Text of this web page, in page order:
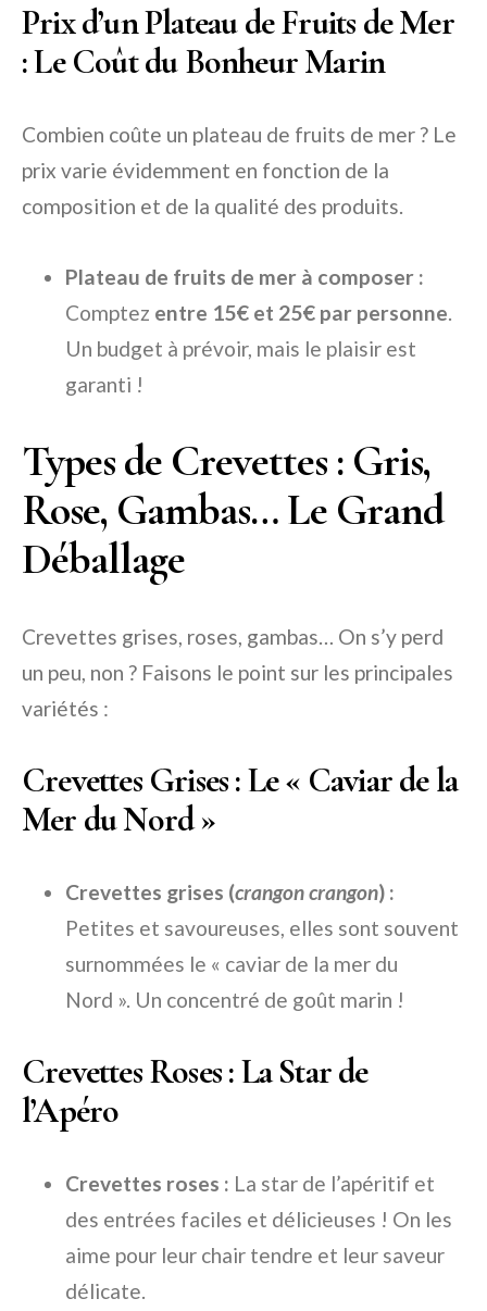
Prix d’un Plateau de Fruits de Mer
: Le Coût du Bonheur Marin
Combien coûte un plateau de fruits de mer ? Le
prix varie évidemment en fonction de la
composition et de la qualité des produits.
Plateau de fruits de mer à composer :
Comptez entre 15€ et 25€ par personne.
Un budget à prévoir, mais le plaisir est
garanti !
Types de Crevettes : Gris,
Rose, Gambas… Le Grand
Déballage
Crevettes grises, roses, gambas… On s’y perd
un peu, non ? Faisons le point sur les principales
variétés :
Crevettes Grises : Le « Caviar de la
Mer du Nord »
Crevettes grises (crangon crangon) :
Petites et savoureuses, elles sont souvent
surnommées le « caviar de la mer du
Nord ». Un concentré de goût marin !
Crevettes Roses : La Star de
l’Apéro
Crevettes roses : La star de l’apéritif et
des entrées faciles et délicieuses ! On les
aime pour leur chair tendre et leur saveur
délicate.